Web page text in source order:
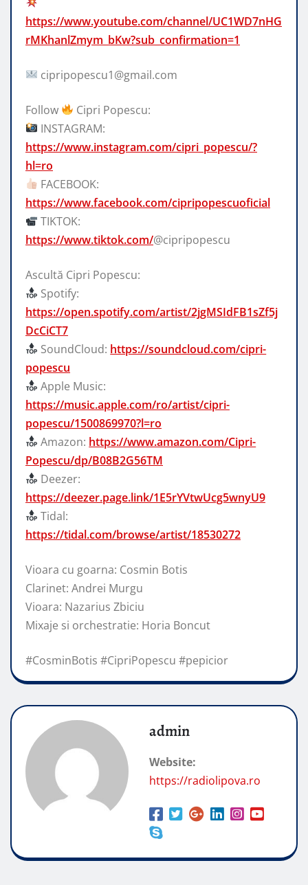
https://www.youtube.com/channel/UC1WD7nHG
rMKhanlZmym_bKw?sub_confirmation=1
cipripopescu1@gmail.com
Follow
Cipri Popescu:
INSTAGRAM:
https://www.instagram.com/cipri_popescu/?
hl=ro
FACEBOOK:
https://www.facebook.com/cipripopescuoficial
TIKTOK:
https://www.tiktok.com/@cipripopescu
Ascultă Cipri Popescu:
Spotify:
https://open.spotify.com/artist/2jgMSIdFB1sZf5j
DcCiCT7
SoundCloud: https://soundcloud.com/cipri-
popescu
Apple Music:
https://music.apple.com/ro/artist/cipri-
popescu/1500869970?l=ro
Amazon: https://www.amazon.com/Cipri-
Popescu/dp/B08B2G56TM
Deezer:
https://deezer.page.link/1E5rYVtwUcg5wnyU9
Tidal:
https://tidal.com/browse/artist/18530272
Vioara cu goarna: Cosmin Botis
Clarinet: Andrei Murgu
Vioara: Nazarius Zbiciu
Mixaje si orchestratie: Horia Boncut
#CosminBotis #CipriPopescu #pepicior
admin
Website:
https://radiolipova.ro